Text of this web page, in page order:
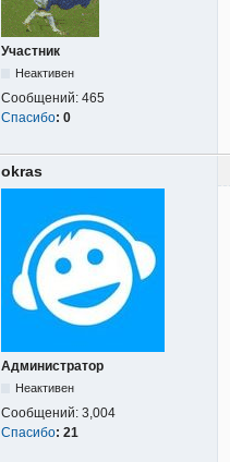
Участник
Неактивен
Сообщений: 465
Спасибо: 0
okras
Администратор
Неактивен
Сообщений: 3,004
Спасибо: 21